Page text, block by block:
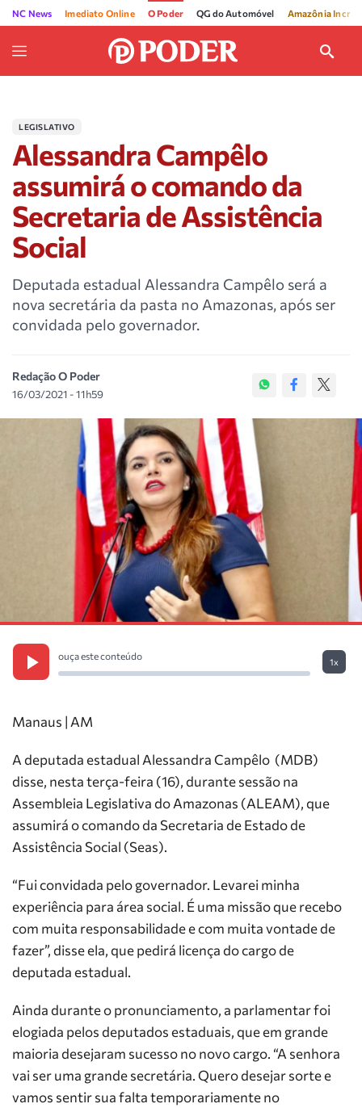
NC News Imediato Online O Poder QG do Automóvel Amazônia
LEGISLATIVO
Alessandra Campêlo
assumirá o comando da
Secretaria de Assistência
Social
Deputada estadual Alessandra Campêlo será a
nova secretária da pasta no Amazonas, após ser
convidada pelo governador.
Redação O Poder
16/03/2021 - 11h59
ouça este conteúdo
1x
Manaus | AM
A deputada estadual Alessandra Campêlo (MDB)
disse, nesta terça-feira (16), durante sessão na
Assembleia Legislativa do Amazonas (ALEAM), que
assumirá o comando da Secretaria de Estado de
Assistência Social (Seas).
“Fui convidada pelo governador. Levarei minha
experiência para área social. É uma missão que recebo
com muita responsabilidade e com muita vontade de
fazer”, disse ela, que pedirá licença do cargo de
deputada estadual.
Ainda durante o pronunciamento, a parlamentar foi
elogiada pelos deputados estaduais, que em grande
maioria desejaram sucesso no novo cargo. “A senhora
vai ser uma grande secretária. Quero desejar sorte e
vamos sentir sua falta temporariamente no